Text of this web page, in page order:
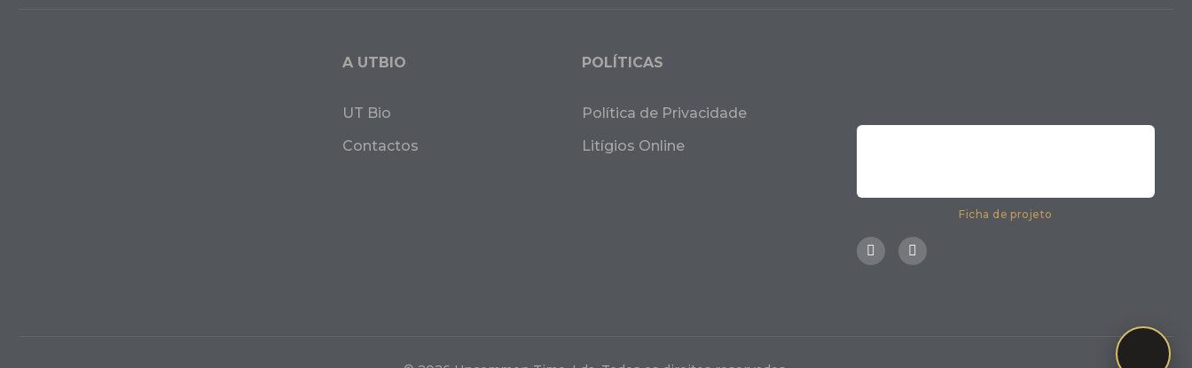
A UTBIO
UT Bio
Contactos
POLÍTICAS
Política de Privacidade
Litígios Online
Ficha de projeto